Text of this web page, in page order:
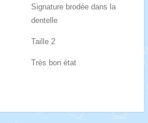
Signature brodée dans la
dentelle
Taille 2
Très bon état